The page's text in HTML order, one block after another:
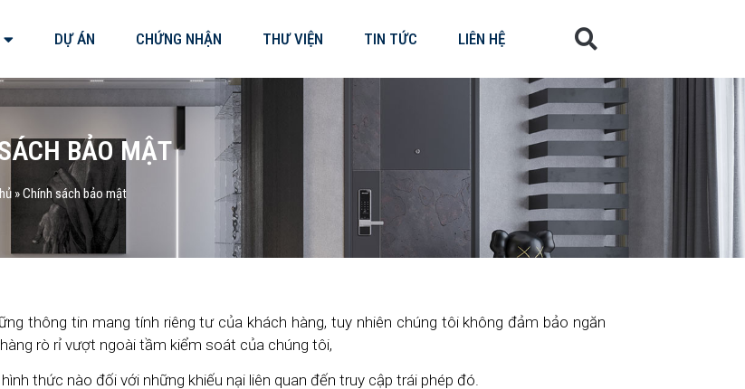
DỰ ÁN CHỨNG NHẬN THƯ VIỆN TIN TỨC LIÊN HỆ
BẢO MẬT
»Chính sách bảo mật
thông tin mang tính riêng tư của khách hàng, tuy nhiên chúng tôi không đảm bảo ngăn
rò rỉ vượt ngoài tầm kiểm soát của chúng tôi,
thức nào đối với những khiếu nại liên quan đến truy cập trái phép đó.